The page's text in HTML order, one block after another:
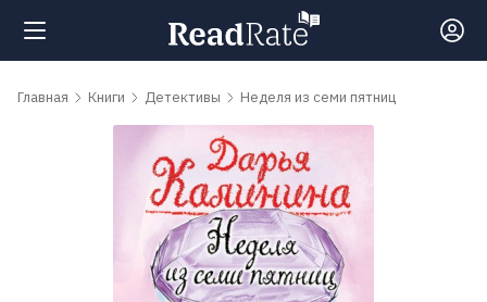
Поиск
Главная Книги Детективы Неделя из семи пятниц